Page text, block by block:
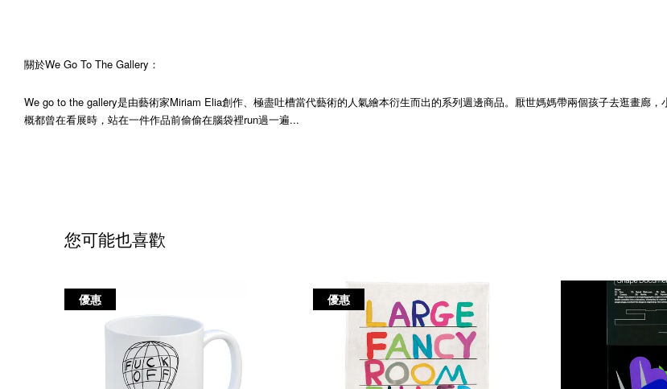
關於We Go To The Gallery：
We go to the gallery是由藝術家Miriam Elia創作、極盡吐槽當代藝術的人氣繪本衍生而出的系列週邊商品。厭世媽媽帶兩個孩子去逛畫廊
概都曾在看展時，站在一件作品前偷偷在腦袋裡run過一遍...
您可能也喜歡
優惠 優惠